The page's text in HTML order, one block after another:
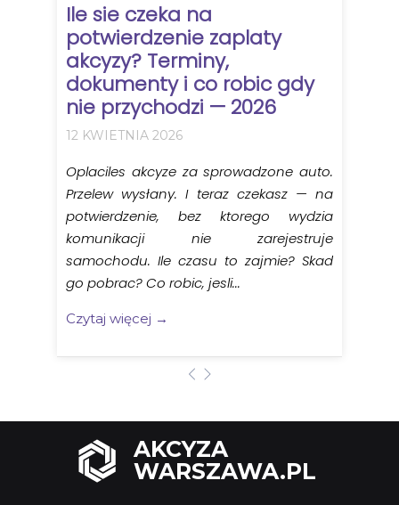
AKCYZA
WARSZAWA.PL
Ile sie czeka na
potwierdzenie zaplaty
akcyzy? Terminy,
dokumenty i co robic gdy
nie przychodzi — 2026
12 KWIETNIA 2026
Oplaciles akcyze za sprowadzone auto.
Przelew wysłany. I teraz czekasz — na
potwierdzenie, bez ktorego wydzia
komunikacji nie zarejestruje
samochodu. Ile czasu to zajmie? Skad
go pobrac? Co robic, jesli...
Czytaj więcej →